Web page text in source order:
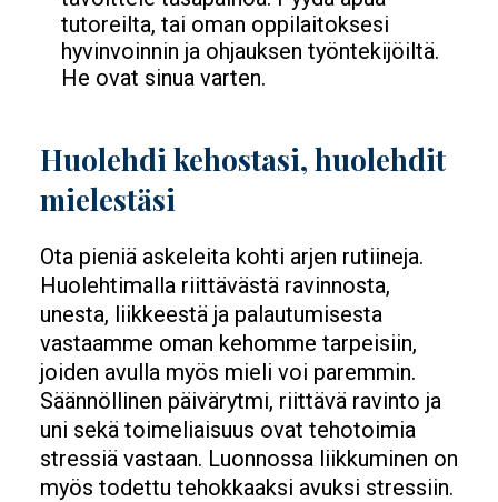
tutoreilta, tai oman oppilaitoksesi
hyvinvoinnin ja ohjauksen työntekijöiltä.
He ovat sinua varten.
Huolehdi kehostasi, huolehdit
mielestäsi
Ota pieniä askeleita kohti arjen rutiineja.
Huolehtimalla riittävästä ravinnosta,
unesta, liikkeestä ja palautumisesta
vastaamme oman kehomme tarpeisiin,
joiden avulla myös mieli voi paremmin.
Säännöllinen päivärytmi, riittävä ravinto ja
uni sekä toimeliaisuus ovat tehotoimia
stressiä vastaan. Luonnossa liikkuminen on
myös todettu tehokkaaksi avuksi stressiin.